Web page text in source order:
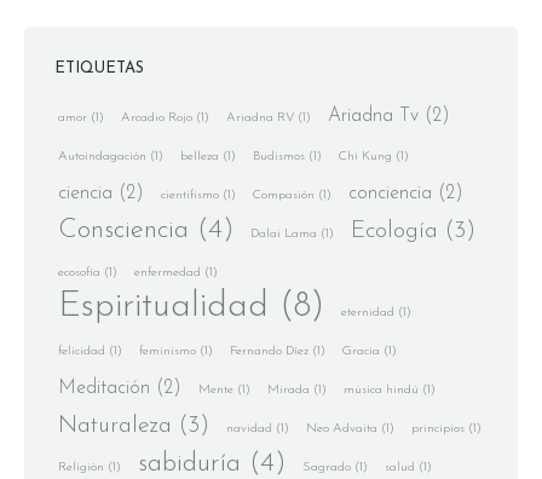
ETIQUETAS
amor (1) Arcadio Rojo (1) Ariadna RV (1) Ariadna Tv (2)
Autoindagación (1) belleza (1) Budismos (1) Chi Kung (1)
ciencia (2) cientifismo (1) Compasión (1) conciencia (2)
Consciencia (4) Dalai Lama (1) Ecología (3)
ecosofía (1) enfermedad (1)
Espiritualidad (8) eternidad (1)
felicidad (1) feminismo (1) Fernando Díez (1) Gracia (1)
Meditación (2) Mente (1) Mirada (1) música hindú (1)
Naturaleza (3) navidad (1) Neo Advaita (1) principios (1)
Religión (1) sabiduría (4) Sagrado (1) salud (1)